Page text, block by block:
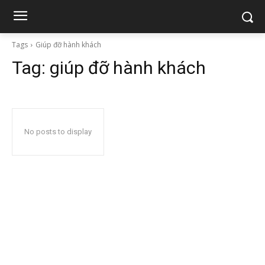
Tags Giúp đỡ hành khách
Tag: giúp đỡ hành khách
No posts to display